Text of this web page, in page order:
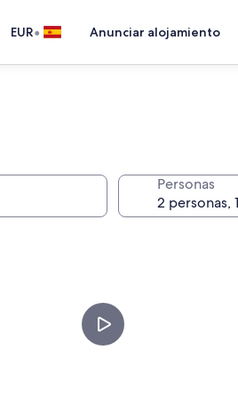
EUR• Anunciar alojamiento
Personas